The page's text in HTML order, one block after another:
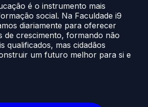
é o instrumento mais
social. Na Faculdade i9
diariamente para oferecer
de crescimento, formando não
qualificados, mas cidadãos
um futuro melhor para si e